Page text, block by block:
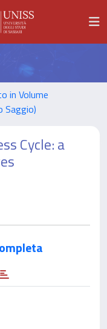
in Volume
Saggio)
Cycle: a